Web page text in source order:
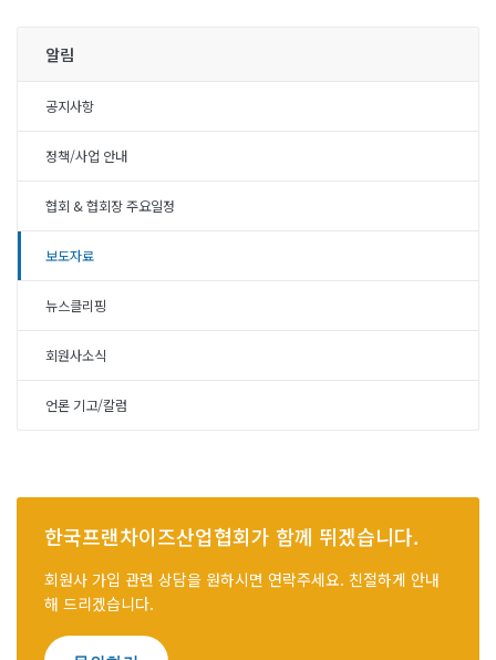
알림
공지사항
정책/사업 안내
협회 & 협회장 주요일정
보도자료
뉴스클리핑
회원사소식
언론 기고/칼럼
한국프랜차이즈산업협회가 함께 뛰겠습니다.
회원사 가입 관련 상담을 원하시면 연락주세요. 친절하게 안내
해 드리겠습니다.